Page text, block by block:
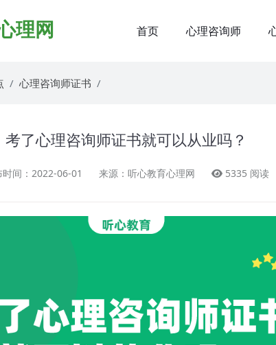
理网 首页 心理咨询师
心理咨询师证书
考了心理咨询师证书就可以从业吗？
时间：2022-06-01 来源：听心教育心理网 5335 阅读